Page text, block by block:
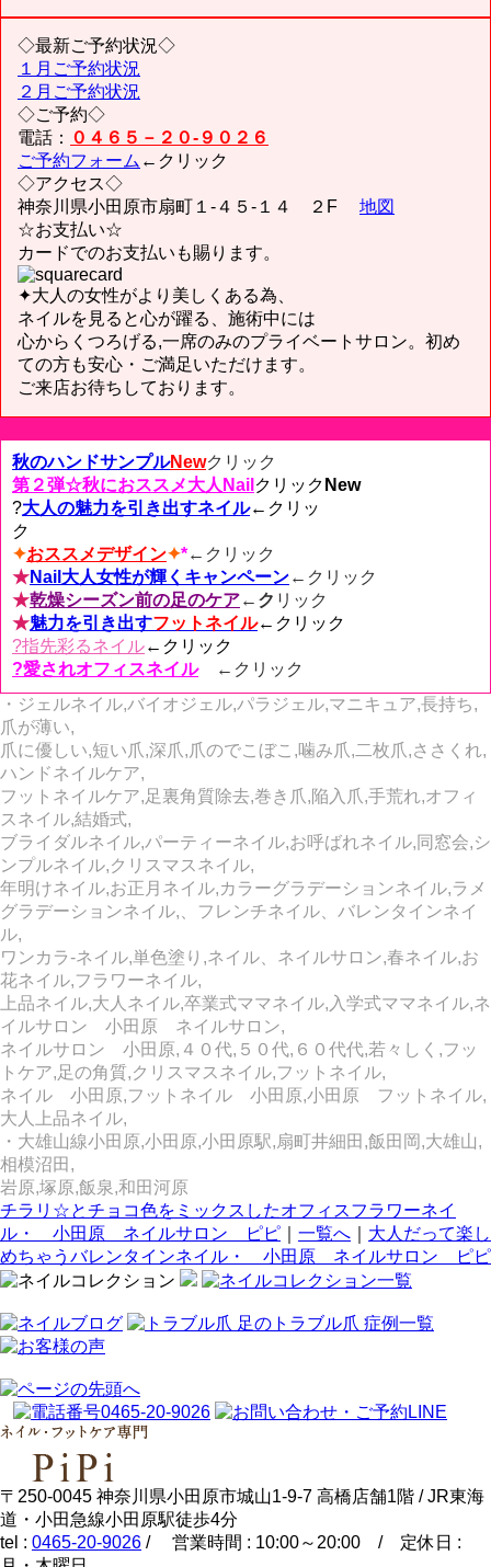
◇最新ご予約状況◇
１月ご予約状況
２月ご予約状況
◇ご予約◇
電話： ０４６５－２０-９０２６
ご予約フォーム ←クリック
◇アクセス◇
神奈川県小田原市扇町１-４５-１４ ２F 地図
☆お支払い☆
カードでのお支払いも賜ります。
✦大人の女性がより美しくある為、
ネイルを見ると心が躍る、施術中には
心からくつろげる,一席のみのプライベートサロン。初め
ての方も安心・ご満足いただけます。
ご来店お待ちしております。
秋のハンドサンプルNewクリック
第２弾☆秋におススメ大人Nail クリック New
?大人の魅力を引き出すネイル← クリッ
ク
✦おススメデザイン✦*← クリック
★Nail大人女性が輝くキャンペーン←クリック
★乾燥シーズン前の足のケア←ク リック
★魅力を引き出すフットネイル← クリック
?指先彩るネイル←クリック
?愛されオフィスネイル
← クリック
・ジェルネイル,バイオジェル,パラジェル,マニキュア,長持ち,
爪が薄い,
爪に優しい,短い爪,深爪,爪のでこぼこ,噛み爪,二枚爪,ささくれ,
ハンドネイルケア,
フットネイルケア,足裏角質除去,巻き爪,陥入爪,手荒れ,オフィ
スネイル,結婚式,
ブライダルネイル,パーティーネイル,お呼ばれネイル,同窓会,シ
ンプルネイル,クリスマスネイル,
年明けネイル,お正月ネイル,カラーグラデーションネイル,ラメ
グラデーションネイル,、フレンチネイル、バレンタインネイ
ル,
ワンカラ‐ネイル,単色塗り,ネイル、ネイルサロン,春ネイル,お
花ネイル,フラワーネイル,
上品ネイル,大人ネイル,卒業式ママネイル,入学式ママネイル,ネ
イルサロン 小田原 ネイルサロン,
ネイルサロン 小田原,４０代,５０代,６０代代,若々しく,フッ
トケア,足の角質,クリスマスネイル,フットネイル,
ネイル 小田原,フットネイル 小田原,小田原 フットネイル,
大人上品ネイル,
・大雄山線小田原,小田原,小田原駅,扇町井細田,飯田岡,大雄山,
相模沼田,
岩原,塚原,飯泉,和田河原
チラリ☆とチョコ色をミックスしたオフィスフラワーネイ
ル・ 小田原 ネイルサロン ピピ
一覧へ
大人だって楽し
めちゃうバレンタインネイル・ 小田原 ネイルサロン ピピ
〒250-0045 神奈川県小田原市城山1-9-7 高橋店舗1階 / JR東海
道・小田急線小田原駅徒歩4分
tel : 0465-20-9026 / 営業時間 : 10:00～20:00 / 定休日 :